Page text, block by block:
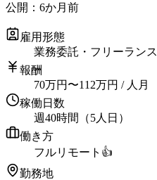
公開： 6か月前
雇用形態
業務委託・フリーランス
報酬
70万円 〜112万円 / 人月
稼働日数
週40時間（5人日）
働き方
フルリモート 👍
勤務地